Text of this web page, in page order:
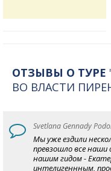
ОТЗЫВЫ О ТУРЕ
ВО ВЛАСТИ
Svetlana Gennady
Мы уже ездили
превзошло все
нашим гидом -
интелигеннным,